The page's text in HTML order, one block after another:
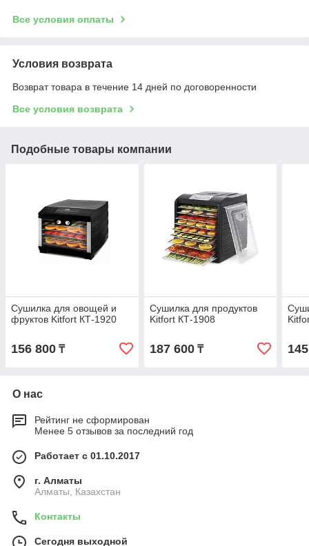
Все условия оплаты
Условия возврата
Возврат товара в течение 14 дней по договоренности
Все условия возврата
Подобные товары компании
Сушилка для овощей и
фруктов Kitfort КТ-1920
156 800 ₸
Сушилка для продуктов
Kitfort КТ-1908
187 600₸
О нас
Рейтинг не сформирован
Менее 5 отзывов за последний год
Работает с 01.10.2017
г. Алматы
Алматы, Казахстан
Контакты
Сегодня выходной